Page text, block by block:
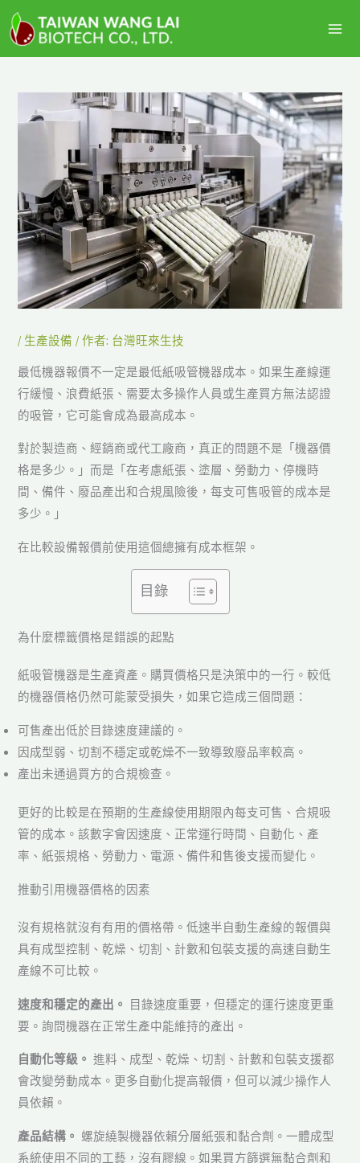
至
主
/ 生產設備 / 作者: 台灣旺來生技
最低機器報價不一定是最低紙吸管機器成本。如果生產線運
行緩慢、浪費紙張、需要太多操作人員或生產買方無法認證
的吸管，它可能會成為最高成本。
對於製造商、經銷商或代工廠商，真正的問題不是「機器價
格是多少。」而是「在考慮紙張、塗層、勞動力、停機時
間、備件、廢品產出和合規風險後，每支可售吸管的成本是
多少。」
在比較設備報價前使用這個總擁有成本框架。
目錄
為什麼標籤價格是錯誤的起點
紙吸管機器是生產資產。購買價格只是決策中的一行。較低
的機器價格仍然可能蒙受損失，如果它造成三個問題：
可售產出低於目錄速度建議的。
因成型弱、切割不穩定或乾燥不一致導致廢品率較高。
產出未通過買方的合規檢查。
更好的比較是在預期的生產線使用期限內每支可售、合規吸
管的成本。該數字會因速度、正常運行時間、自動化、產
率、紙張規格、勞動力、電源、備件和售後支援而變化。
推動引用機器價格的因素
沒有規格就沒有有用的價格帶。低速半自動生產線的報價與
具有成型控制、乾燥、切割、計數和包裝支援的高速自動生
產線不可比較。
速度和穩定的產出。 目錄速度重要，但穩定的運行速度更重
要。詢問機器在正常生產中能維持的產出。
自動化等級。 進料、成型、乾燥、切割、計數和包裝支援都
會改變勞動成本。更多自動化提高報價，但可以減少操作人
員依賴。
產品結構。 螺旋繞製機器依賴分層紙張和黏合劑。一體成型
系統使用不同的工藝，沒有膠線。如果買方篩選無黏合劑和